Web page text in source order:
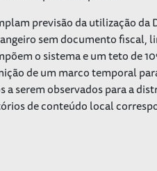
previsão da utilização da
sem documento fiscal,
o sistema e um teto de
de um marco temporal
serem observados para a
de conteúdo local